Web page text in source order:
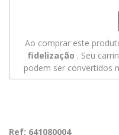
Ao comprar este
fidelização . Seu
podem ser convertidos
Ref: 641080004